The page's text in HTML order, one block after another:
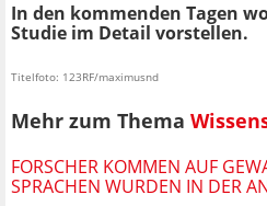
In den kommenden Tagen
Studie im Detail vorstellen.
Titelfoto: 123RF/maximusnd
Mehr zum Thema
FORSCHER KOMMEN AUF
SPRACHEN WURDEN IN DER